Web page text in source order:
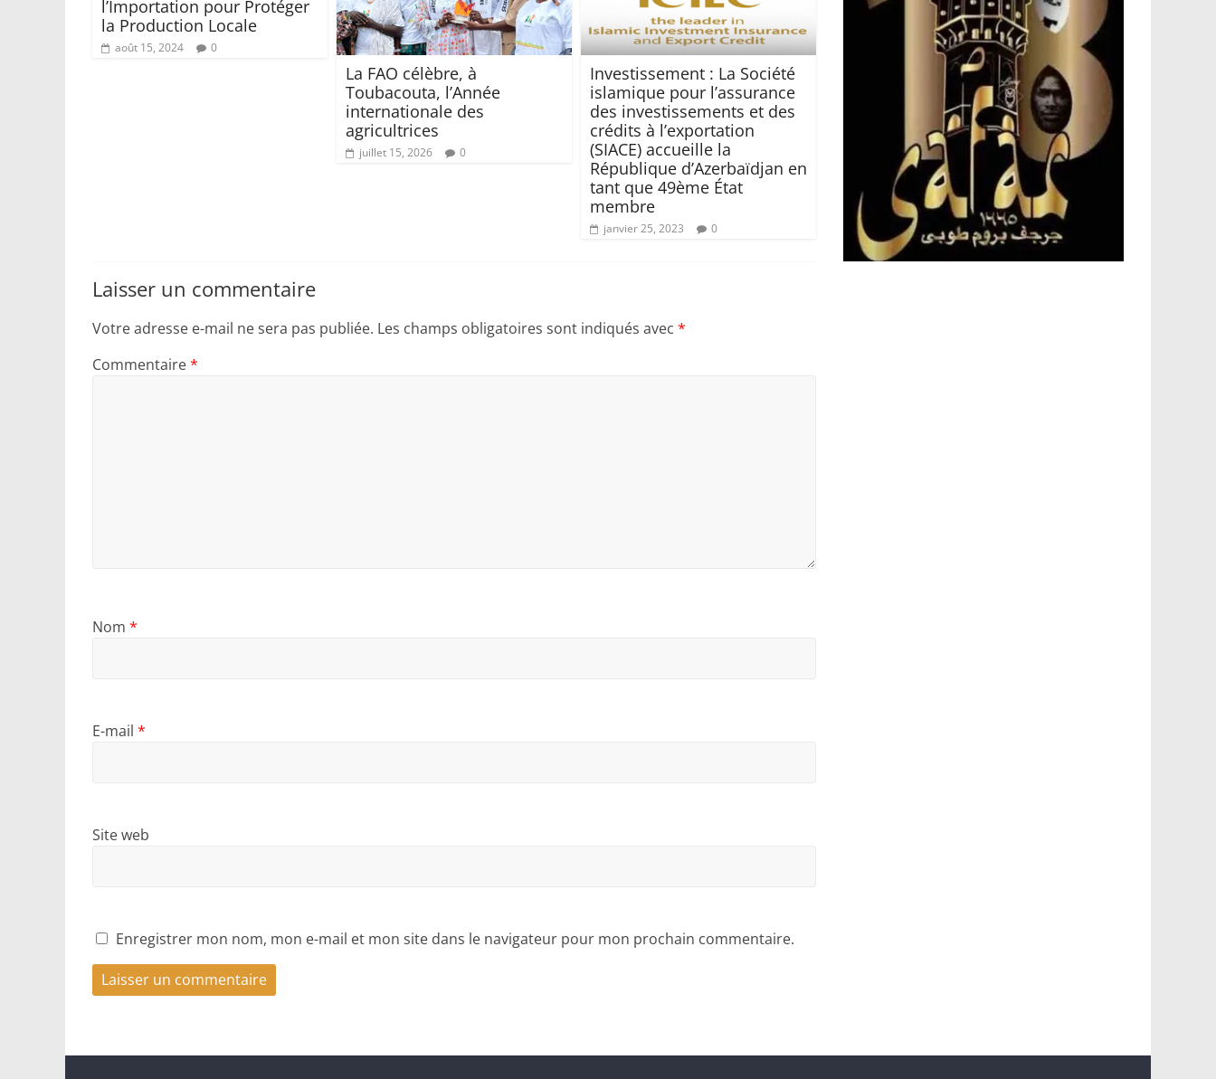
l’Importation pour Protéger
la Production Locale
août 15, 2024 0
La FAO célèbre, à
Toubacouta, l’Année
internationale des
agricultrices
juillet 15, 2026 0
Investissement : La Société
islamique pour l’assurance
des investissements et des
crédits à l’exportation
(SIACE) accueille la
République d’Azerbaïdjan en
tant que 49ème État
membre
janvier 25, 2023 0
Laisser un commentaire
Votre adresse e-mail ne sera pas publiée. Les champs obligatoires sont indiqués avec *
Commentaire*
Nom *
E-mail *
Site web
Enregistrer mon nom, mon e-mail et mon site dans le navigateur pour mon prochain commentaire.